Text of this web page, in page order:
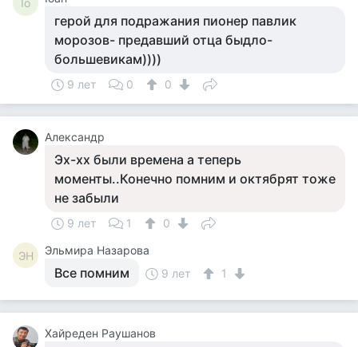
Io
герой для подражания пионер павлик
морозов- предавший отца быдло-
большевикам))))
9 лет 0 0
Александр
Эх-хх были времена а теперь
моменты..Конечно помним и октябрят тоже
не забыли
9 лет 1 0
ЭН Эльмира Назарова
Все помним 9 лет 1
Хайреден Раушанов